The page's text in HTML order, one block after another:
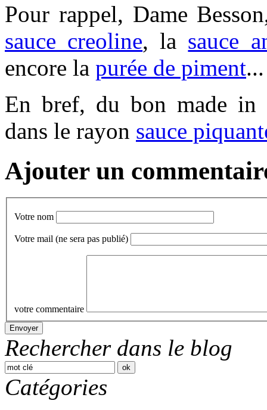
Pour rappel, Dame
sauce creoline, la sauce
encore la purée de piment...
En bref, du bon made in
dans le rayon sauce
Ajouter un
Votre nom
Votre mail (ne sera pas publié)
votre commentaire
Rechercher dans le blog
Catégories